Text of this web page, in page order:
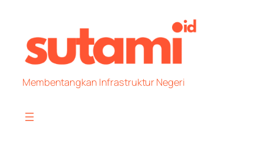
content
Membentangkan Infrastruktur Negeri